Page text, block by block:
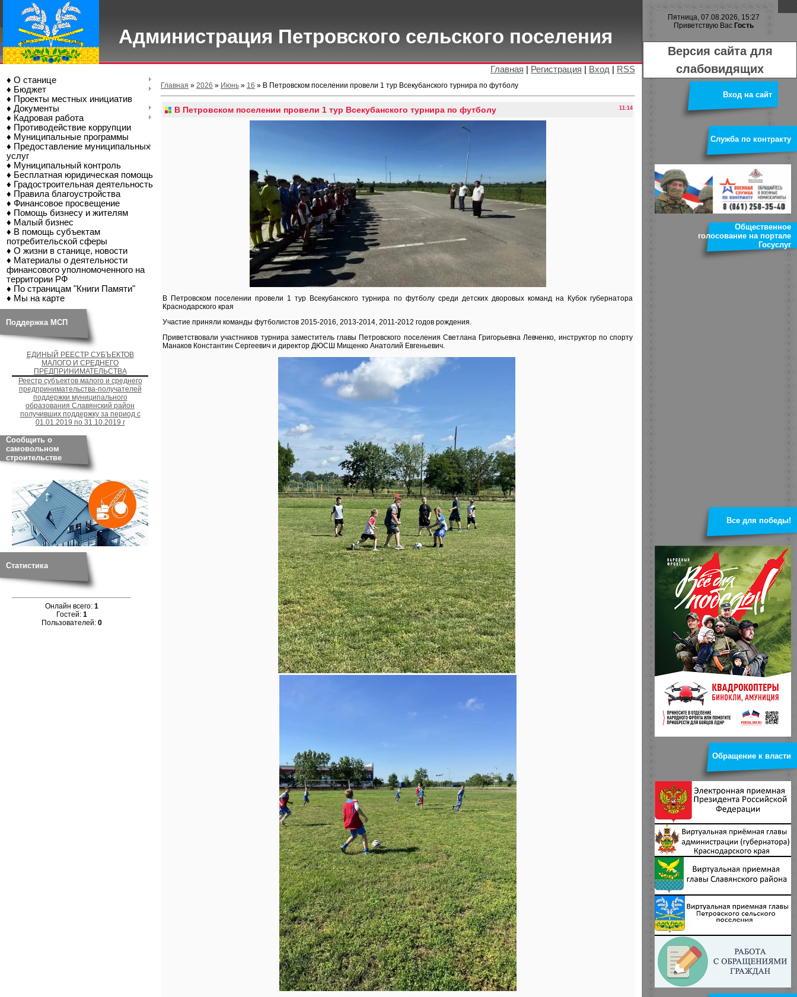
Администрация Петровского сельского поселения
Главная Регистрация Вход
RSS
♦ О станице
♦ Бюджет
♦ Проекты местных инициатив
♦ Документы
♦ Кадровая работа
♦ Противодействие коррупции
♦ Муниципальные программы
♦ Предоставление муниципальных
услуг
♦ Муниципальный контроль
♦ Бесплатная юридическая помощь
♦ Градостроительная деятельность
♦ Правила благоустройства
♦ Финансовое просвещение
♦ Помощь бизнесу и жителям
♦ Малый бизнес
♦ В помощь субъектам
потребительской сферы
♦ О жизни в станице, новости
♦ Материалы о деятельности
финансового уполномоченного на
территории РФ
♦ По страницам "Книги Памяти"
♦ Мы на карте
Поддержка МСП
ЕДИНЫЙ РЕЕСТР СУБЪЕКТОВ
МАЛОГО И СРЕДНЕГО
ПРЕДПРИНИМАТЕЛЬСТВА
Реестр субъектов малого и среднего
предпринимательства-получателей
поддержки муниципального
образования Славянский район
получивших поддержку за период с
01.01.2019 по 31.10.2019 г
Сообщить о
самовольном
строительстве
Статистика
Онлайн всего: 1
Гостей: 1
Пользователей: 0
Главная » 2026 » Июнь » 16 » В Петровском поселении провели 1 тур Всекубанского турнира по футболу
11:14
В Петровском поселении провели 1 тур Всекубанского турнира по футболу
В Петровском поселении провели 1 тур Всекубанского турнира по футболу среди детских дворовых команд на Кубок губернатора
Краснодарского края
Участие приняли команды футболистов 2015-2016, 2013-2014, 2011-2012 годов рождения.
Приветствовали участников турнира заместитель главы Петровского поселения Светлана Григорьевна Левченко, инструктор по спорту
Манаков Константин Сергеевич и директор ДЮСШ Мищенко Анатолий Евгеньевич.
Пятница, 07.08.2026, 15:27
Приветствую Вас Гость
Версия сайта для
слабовидящих
Вход на сайт
Служба по контракту
Общественное
голосование на портале
Госуслуг
Все для победы!
Обращение к власти